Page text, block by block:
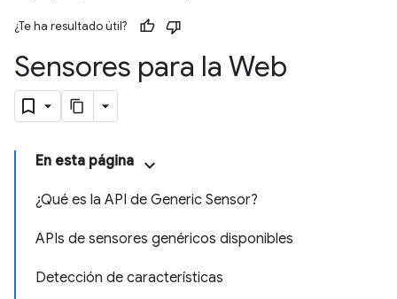
¿Te ha resultado útil?
Sensores para la Web
En esta página
¿Qué es la API de Generic Sensor?
APIs de sensores genéricos disponibles
Detección de características